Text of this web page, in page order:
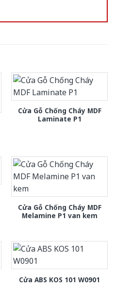
Cửa Gỗ Chống Cháy MDF
Laminate P1
Cửa Gỗ Chống Cháy MDF
Melamine P1 van kem
Cửa ABS KOS 101 W0901